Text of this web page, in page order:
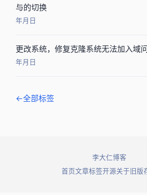
Windows Server 2012 GUI与Core的切换
2016年12月19日
[Hyper-v]更改windows系统SID，修复克隆Windows系统无法加入
2014年11月24日
← 全部标签
© 2026 李大仁博客. All rights reserved.
首页文章标签开源关于 旧版